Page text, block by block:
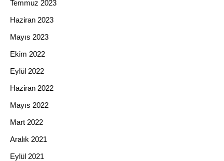
Temmuz 2023
Haziran 2023
Mayıs 2023
Ekim 2022
Eylül 2022
Haziran 2022
Mayıs 2022
Mart 2022
Aralık 2021
Eylül 2021